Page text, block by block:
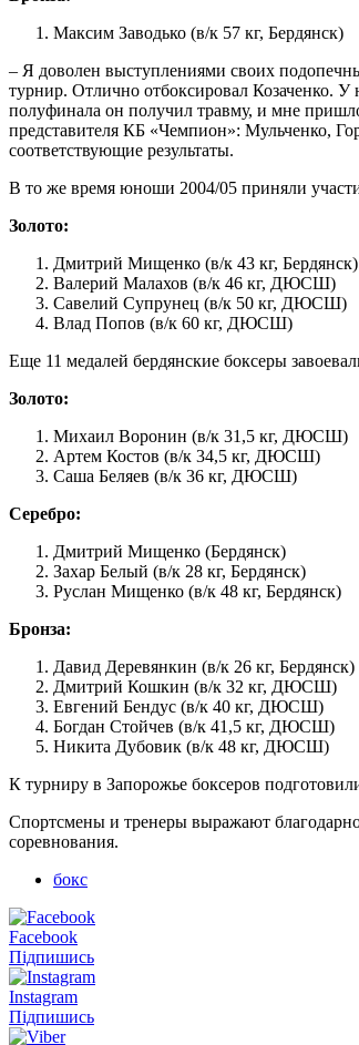
Максим Заводько (в/к 57 кг, Бердянск)
– Я доволен выступлениями своих
турнир. Отлично отбоксировал Козаченко.
полуфинала он получил травму, и мне
представителя КБ «Чемпион»: Мульченко,
соответствующие результаты.
В то же время юноши 2004/05 приняли
Золото:
Дмитрий Мищенко (в/к 43 кг, Бердянск)
Валерий Малахов (в/к 46 кг, ДЮСШ)
Савелий Супрунец (в/к 50 кг, ДЮСШ)
Влад Попов (в/к 60 кг, ДЮСШ)
Еще 11 медалей бердянские боксеры
Золото:
Михаил Воронин (в/к 31,5 кг, ДЮСШ)
Артем Костов (в/к 34,5 кг, ДЮСШ)
Саша Беляев (в/к 36 кг, ДЮСШ)
Серебро:
Дмитрий Мищенко (Бердянск)
Захар Белый (в/к 28 кг, Бердянск)
Руслан Мищенко (в/к 48 кг, Бердянск)
Бронза:
Давид Деревянкин (в/к 26 кг, Бердянск)
Дмитрий Кошкин (в/к 32 кг, ДЮСШ)
Евгений Бендус (в/к 40 кг, ДЮСШ)
Богдан Стойчев (в/к 41,5 кг, ДЮСШ)
Никита Дубовик (в/к 48 кг, ДЮСШ)
К турниру в Запорожье боксеров
Спортсмены и тренеры выражают
соревнования.
бокс
Facebook
Підпишись
Instagram
Підпишись